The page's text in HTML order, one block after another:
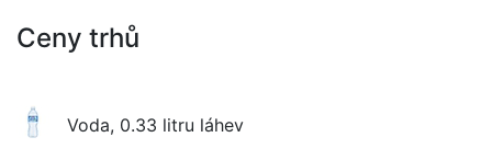
Ceny trhů
Voda, 0.33 litru láhev